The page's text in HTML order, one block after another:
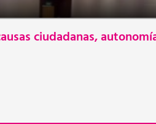
ciudadanas,